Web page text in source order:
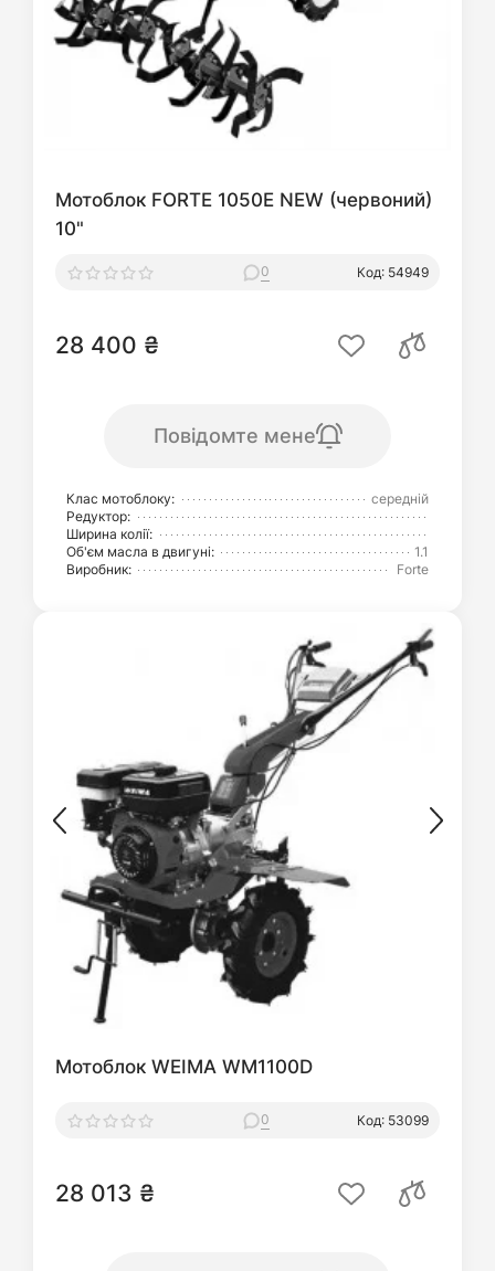
Мотоблок FORTE 1050E NEW (червоний)
10"
0 Код: 54949
28 400 ₴
Повідомте мене
Клас мотоблоку:
середній
Редуктор:
Ширина колії:
Об'єм масла в двигуні:
1.1
Виробник:
Forte
Мотоблок WEIMA WM1100D
0 Код: 53099
28 013 ₴